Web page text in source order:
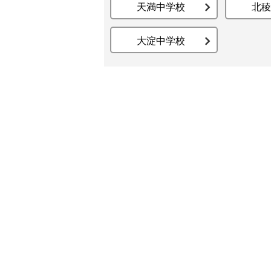
天満中学校 北
大淀中学校